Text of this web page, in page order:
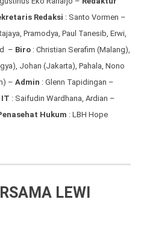
Redaksi : Santo Vormen –
Pramodya, Paul Tanesib, Erwi,
– Biro: Christian Serafim (Malang),
Johan (Jakarta), Pahala, Nono
– Admin : Glenn Tapidingan –
IT : Saifudin Wardhana, Ardian –
Hukum : LBH Hope
LEWI